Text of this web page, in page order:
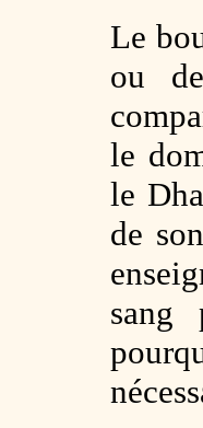
Le
ou
le
le
de
sang